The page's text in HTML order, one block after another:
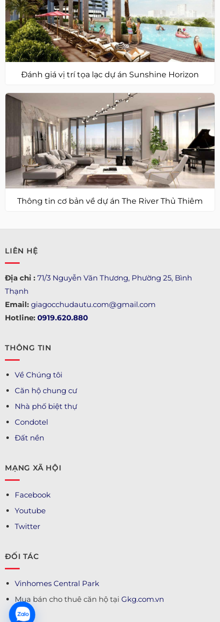
Đánh giá vị trí tọa lạc dự án Sunshine Horizon
Thông tin cơ bản về dự án The River Thủ Thiêm
LIÊN HỆ
Địa chỉ : 71/3 Nguyễn Văn Thương, Phường 25, Bình
Thạnh
Email: giagocchudautu.com@gmail.com
Hotline: 0919.620.880
THÔNG TIN
Về Chúng tôi
Căn hộ chung cư
Nhà phố biệt thự
Condotel
Đất nền
MẠNG XÃ HỘI
Facebook
Youtube
Twitter
ĐỐI TÁC
Vinhomes Central Park
Mua bán cho thuê căn hộ tại Gkg.com.vn